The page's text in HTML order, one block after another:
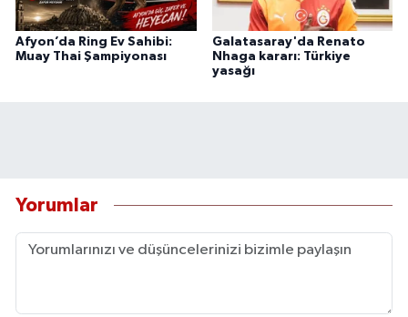
Afyon’da Ring Ev Sahibi:
Muay Thai Şampiyonası
Galatasaray'da Renato
Nhaga kararı: Türkiye
yasağı
Yorumlar